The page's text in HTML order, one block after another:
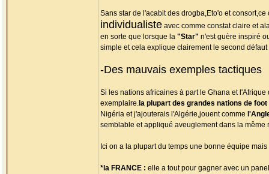
Sans star de l'acabit des drogba,Eto'o et
individualiste avec comme constat claire et
en sorte que lorsque la "Star" n'est guère inspiré
simple et cela explique clairement le second
-Des mauvais exemples tactiques
Si les nations africaines à part le Ghana et
exemplaire. la plupart des grandes nations de
Nigéria et j'ajouterais l'Algérie,jouent comme
semblable et appliqué aveuglement dans la même
Ici on a la plupart du temps une bonne équipe
*la FRANCE : elle a tout pour gagner avec un